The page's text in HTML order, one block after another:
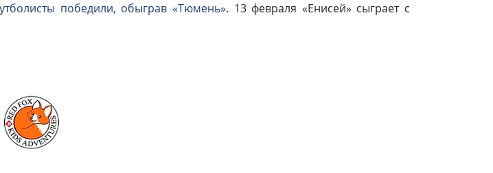
победили, обыграв «Тюмень». 13 февраля «Енисей» сыграет с